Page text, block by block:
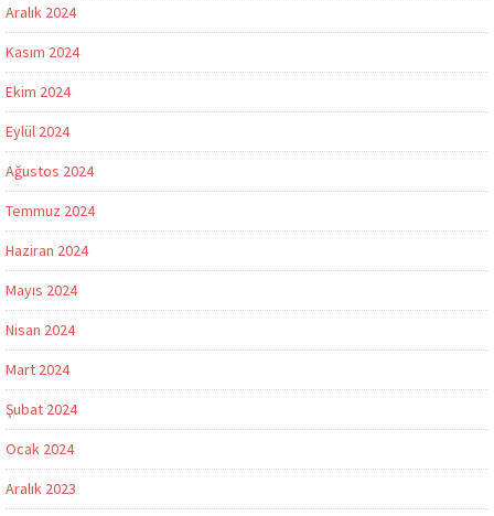
Aralık 2024
Kasım 2024
Ekim 2024
Eylül 2024
Ağustos 2024
Temmuz 2024
Haziran 2024
Mayıs 2024
Nisan 2024
Mart 2024
Şubat 2024
Ocak 2024
Aralık 2023